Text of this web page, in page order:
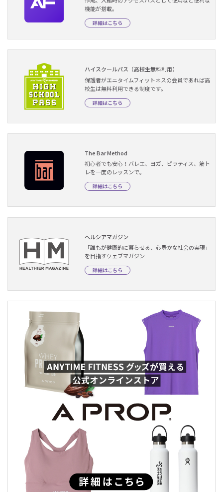
機能が搭載。
詳細はこちら
ハイスクールパス（高校生無料利用）
保護者がエニタイムフィットネスの会員であれば高
校生は無料利用できる制度です。
詳細はこちら
The Bar Method
初心者でも安心！バレエ、ヨガ、ピラティス、筋ト
レを一度のレッスンで。
詳細はこちら
ヘルシアマガジン
「誰もが健康的に暮らせる、心豊かな社会の実現」
を目指すウェブマガジン
詳細はこちら